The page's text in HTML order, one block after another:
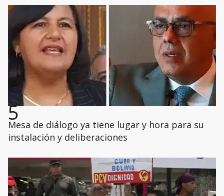
5
Mesa de diálogo ya tiene lugar y hora para su
instalación y deliberaciones